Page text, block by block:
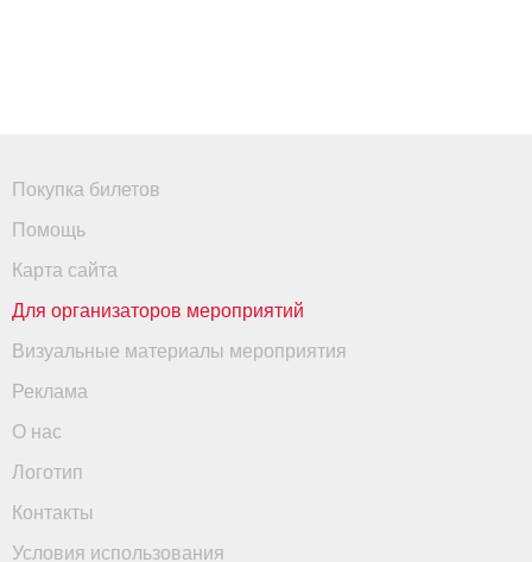
Покупка билетов
Помощь
Карта сайта
Для организаторов мероприятий
Визуальные материалы мероприятия
Реклама
О нас
Логотип
Контакты
Условия использования